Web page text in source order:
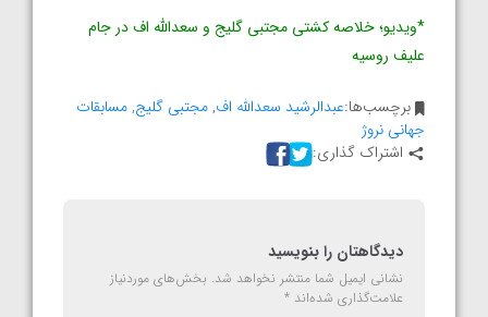
*ویدیو؛ خلاصه کشتی مجتبی گلیج و سعدالله اف در جام
علیف روسیه
برچسب‌ها:عبدالرشید سعدالله اف,مجتبی گلیج,مسابقات
جهانی نروژ
اشتراک گذاری:
دیدگاهتان را بنویسید
نشانی ایمیل شما منتشر نخواهد شد. بخش‌های موردنیاز
علامت‌گذاری شده‌اند *